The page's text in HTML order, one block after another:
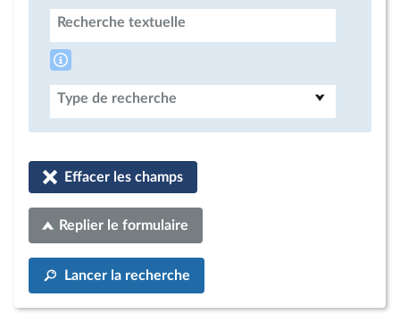
Recherche textuelle
Type de recherche
Effacer les champs
Replier le formulaire
Lancer la recherche